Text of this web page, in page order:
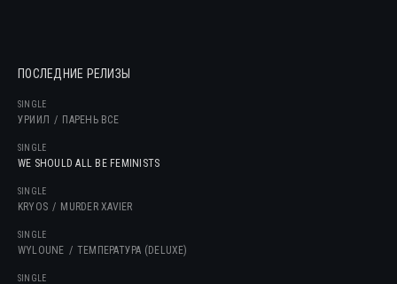
ПОСЛЕДНИЕ РЕЛИЗЫ
SINGLE
УРИИЛ ПАРЕНЬ ВСЕ
SINGLE
WE SHOULD ALL BE FEMINISTS
SINGLE
KRYOS MURDER XAVIER
SINGLE
WYLOUNE ТЕМПЕРАТУРА (DELUXE)
SINGLE